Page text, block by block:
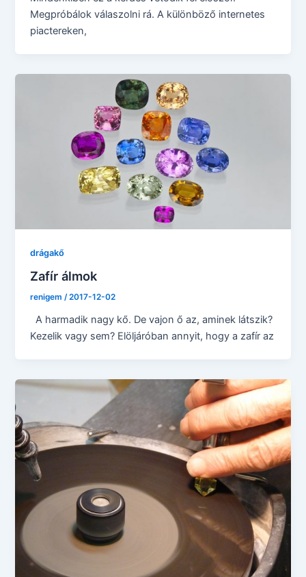
Megpróbálok válaszolni rá. A különböző internetes
piactereken,
drágakő
Zafír álmok
renigem/2017-12-02
A harmadik nagy kő. De vajon ő az, aminek látszik?
Kezelik vagy sem? Elöljáróban annyit, hogy a zafír az